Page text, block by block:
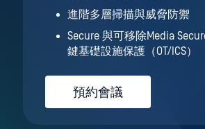
進階多層掃描與威脅防禦
Secure 與可移除Media
鍵基礎設施保護（OT/ICS）
預約會議